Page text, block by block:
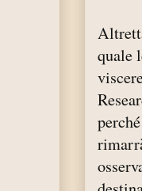
quale